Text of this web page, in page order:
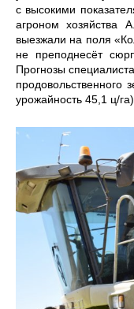
с высокими
агроном
выезжали на поля
не преподнесёт
Прогнозы
продовольственного
урожайность 45,1 ц/га).